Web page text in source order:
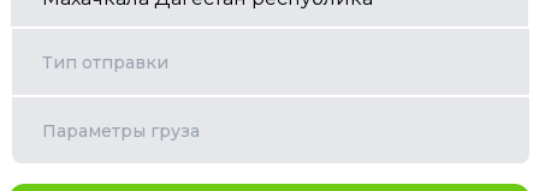
Тип отправки
Параметры груза